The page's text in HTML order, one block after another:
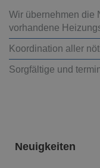
Wir übernehmen die
vorhandene
Koordination aller
Sorgfältige und
Neuigkeiten